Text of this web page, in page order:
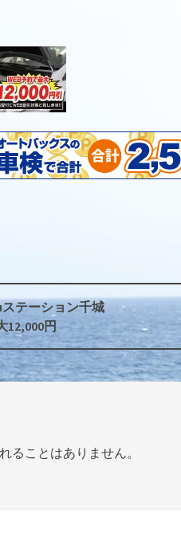
テーション千城
12,000円
ることはありません。